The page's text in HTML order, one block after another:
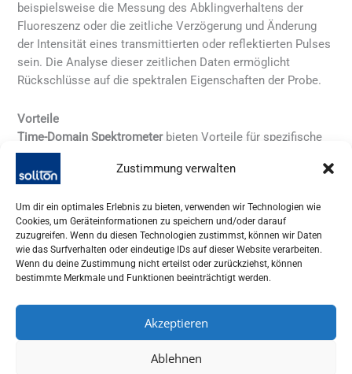
Zustimmung verwalten
Um dir ein optimales Erlebnis zu bieten, verwenden wir Technologien wie
Cookies, um Geräteinformationen zu speichern und/oder darauf
zuzugreifen. Wenn du diesen Technologien zustimmst, können wir Daten
wie das Surfverhalten oder eindeutige IDs auf dieser Website verarbeiten.
Wenn du deine Zustimmung nicht erteilst oder zurückziehst, können
bestimmte Merkmale und Funktionen beeinträchtigt werden.
Akzeptieren
Ablehnen
beispielsweise die Messung des Abklingverhaltens der
Fluoreszenz oder die zeitliche Verzögerung und Änderung
der Intensität eines transmittierten oder reflektierten Pulses
sein. Die Analyse dieser zeitlichen Daten ermöglicht
Rückschlüsse auf die spektralen Eigenschaften der Probe.
Vorteile
Time-Domain Spektrometerbieten Vorteile für spezifische
Anwendungen. Sie ermöglichen die direkte Messung von
Zeitkonstanten und Lebensdauern von angeregten
von photophysikalischen und photochemischen Prozessen.
Zudem können sie in bestimmten Fällen eine höhere
Empfindlichkeit oder eine bessere spektrale Auflösung im
Vergleich zu anderen Methoden bieten.
Anwendungsbereiche
Time-Domain Spektrometerfinden Anwendung in
verschiedenen Forschungsbereichen. Dazu gehören die
Messung von Fluoreszenzlebenszeiten in der Biochemie und